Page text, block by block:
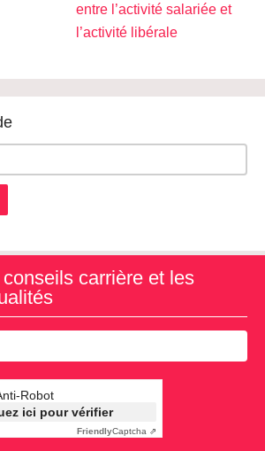
entre l’activité salariée et
l’activité libérale
carrière et les
Robot
ici pour vérifier
FriendlyCaptcha ⇗